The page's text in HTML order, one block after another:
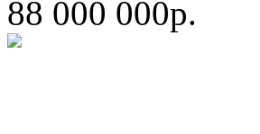
88 000 000р.